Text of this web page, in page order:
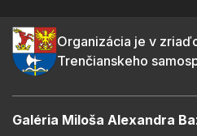
Organizácia je v
Trenčianskeho
Galéria Miloša Alexandra